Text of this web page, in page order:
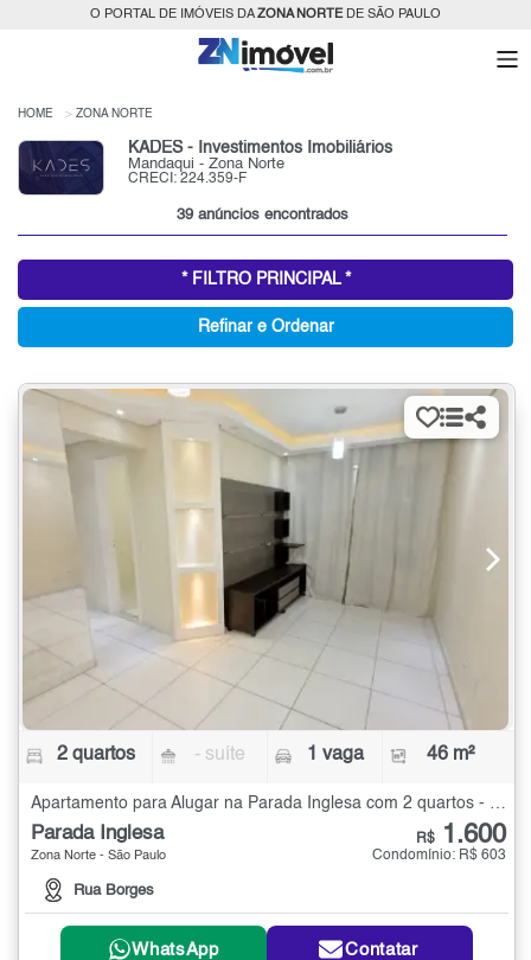
O PORTAL DE IMÓVEIS DAZONA NORTEDE SÃO PAULO
HOME ZONA NORTE
KADES - Investimentos Imobiliários
Mandaqui - Zona Norte
CRECI: 224.359-F
39 anúncios encontrados
* FILTRO PRINCIPAL *
Refinar e Ordenar
2 quartos - suíte 1 vaga 46 m²
Apartamento para Alugar na Parada Inglesa com 2 quartos - 46 m²
Parada Inglesa
Zona Norte - São Paulo
Rua Borges
R$ 1.600
Condomínio: R$ 603
WhatsApp Contatar